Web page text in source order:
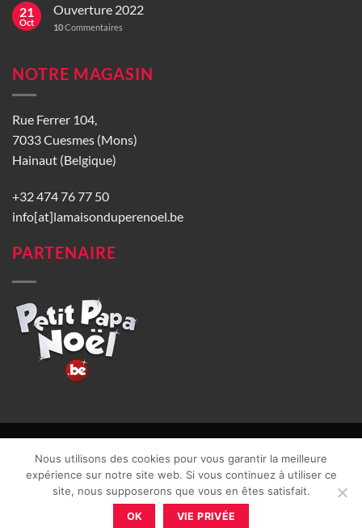
21
Oct
Ouverture 2022
10Commentaires
NOTRE MAGASIN
Rue Ferrer 104,
7033 Cuesmes (Mons)
Hainaut (Belgique)
+32 474 76 77 50
info[at]lamaisonduperenoel.be
PARTENAIRE
CGU| Vie privée| TVA : BE0840965749 | Site web réalisé par
Nous utilisons des cookies pour vous garantir la meilleure
expérience sur notre site web. Si vous continuez à utiliser ce
site, nous supposerons que vous en êtes satisfait.
OK VIE PRIVÉE